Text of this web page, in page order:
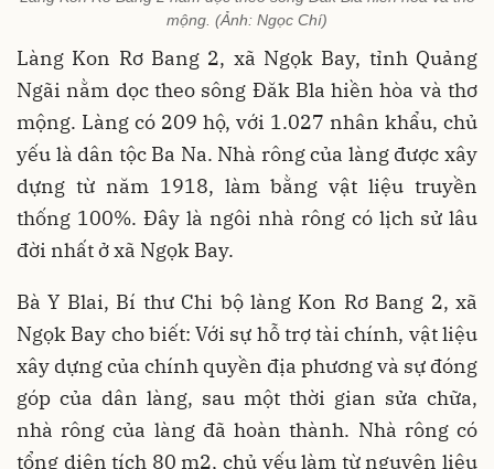
mộng. (Ảnh: Ngọc Chí)
Làng Kon Rơ Bang 2, xã Ngọk Bay, tỉnh Quảng
Ngãi nằm dọc theo sông Đăk Bla hiền hòa và thơ
mộng. Làng có 209 hộ, với 1.027 nhân khẩu, chủ
yếu là dân tộc Ba Na. Nhà rông của làng được xây
dựng từ năm 1918, làm bằng vật liệu truyền
thống 100%. Đây là ngôi nhà rông có lịch sử lâu
đời nhất ở xã Ngọk Bay.
Bà Y Blai, Bí thư Chi bộ làng Kon Rơ Bang 2, xã
Ngọk Bay cho biết: Với sự hỗ trợ tài chính, vật liệu
xây dựng của chính quyền địa phương và sự đóng
góp của dân làng, sau một thời gian sửa chữa,
nhà rông của làng đã hoàn thành. Nhà rông có
tổng diện tích 80 m2, chủ yếu làm từ nguyên liệu